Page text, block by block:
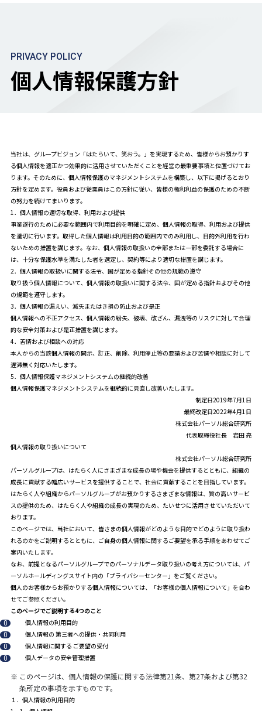
PRIVACY POLICY
個人情報保護方針
当社は、グループビジョン「はたらいて、笑おう。」を実現するため、皆様からお預かりす
る個人情報を適正かつ効果的に活用させていただくことを経営の最重要事項と位置づけてお
ります。そのために、個人情報保護のマネジメントシステムを構築し、以下に掲げるとおり
方針を定めます。役員および従業員はこの方針に従い、皆様の権利利益の保護のための不断
の努力を続けてまいります。
1．個人情報の適切な取得、利用および提供
事業遂行のために必要な範囲内で利用目的を明確に定め、個人情報の取得、利用および提供
を適切に行います。取得した個人情報は利用目的の範囲内でのみ利用し、目的外利用を行わ
ないための措置を講じます。なお、個人情報の取扱いの全部または一部を委託する場合に
は、十分な保護水準を満たした者を選定し、契約等により適切な措置を講じます。
2．個人情報の取扱いに関する法令、国が定める指針その他の規範の遵守
取り扱う個人情報について、個人情報の取扱いに関する法令、国が定める指針およびその他
の規範を遵守します。
3．個人情報の漏えい、滅失またはき損の防止および是正
個人情報への不正アクセス、個人情報の紛失、破壊、改ざん、漏洩等のリスクに対して合理
的な安全対策および是正措置を講じます。
4．苦情および相談への対応
本人からの当該個人情報の開示、訂正、削除、利用停止等の要請および苦情や相談に対して
遅滞無く対応いたします。
5．個人情報保護マネジメントシステムの継続的改善
個人情報保護マネジメントシステムを継続的に見直し改善いたします。
制定日2019年7月1日
最終改定日2022年4月1日
株式会社パーソル総合研究所
代表取締役社長 岩田 亮
個人情報の取り扱いについて
株式会社パーソル総合研究所
パーソルグループは、はたらく人にさまざまな成長の場や機会を提供するとともに、組織の
成長に貢献する幅広いサービスを提供することで、社会に貢献することを目指しています。
はたらく人や組織からパーソルグループがお預かりするさまざまな情報は、質の高いサービ
スの提供のため、はたらく人や組織の成長の実現のため、たいせつに活用させていただいて
おります。
このページでは、当社において、皆さまの個人情報がどのような目的でどのように取り扱わ
れるのかをご説明するとともに、ご自身の個人情報に関するご要望を承る手順をあわせてご
案内いたします。
なお、前提となるパーソルグループでのパーソナルデータ取り扱いの考え方については、パ
ーソルホールディングスサイト内の「プライバシーセンター 」をご覧ください。
個人のお客様からお預かりする個人情報については、「お客様の個人情報について 」を合わ
せてご参照ください。
このページでご説明する4つのこと
個人情報の利用目的
個人情報の 第三者への提供・共同利用
個人情報に関する ご要望の受付
個人データの安全管理措置
※ このページは、個人情報の保護に関する法律第21条、第27条および第32
条所定の事項を示すものです。
１．個人情報の利用目的